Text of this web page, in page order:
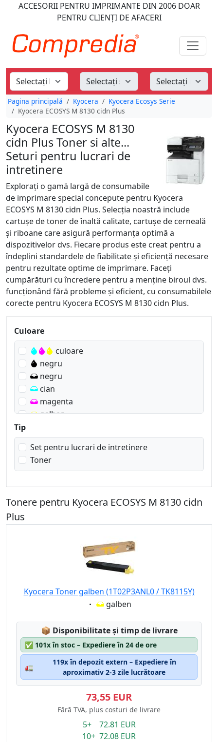
ACCESORII PENTRU IMPRIMANTE DIN 2006DOAR
PENTRU CLIENȚI DE AFACERI
Pagina principală Kyocera
Kyocera Ecosys Serie
Kyocera ECOSYS M 8130 cidn Plus
Kyocera ECOSYS M 8130
cidn Plus Toner si alte...
Seturi pentru lucrari de
intretinere
Explorați o gamă largă de consumabile
de imprimare special concepute pentru Kyocera
ECOSYS M 8130 cidn Plus. Selecția noastră include
cartușe de toner de înaltă calitate, cartușe de cerneală
și riboane care asigură performanța optimă a
dispozitivelor dvs. Fiecare produs este creat pentru a
îndeplini standardele de fiabilitate și eficiență necesare
pentru rezultate optime de imprimare. Faceți
cumpărături cu încredere pentru a menține biroul dvs.
funcționând fără probleme și eficient, cu consumabilele
corecte pentru Kyocera ECOSYS M 8130 cidn Plus.
Produktfilter
Culoare
culoare
negru
negru
cian
magenta
galben
Tip
Set pentru lucrari de intretinere
Toner
Tonere pentru Kyocera ECOSYS M 8130 cidn
Plus
Kyocera Toner galben (1T02P3ANL0 / TK8115Y)
Eigenschaft:
galben
📦 Lagerstatus:
Disponibilitate și timp de livrare
✅ 101x în stoc – Expediere în 24 de ore
🚛
119x în depozit extern – Expediere în
aproximativ 2-3 zile lucrătoare
73,55 EUR
Fără TVA, plus costuri de livrare
5+ 72.81 EUR
10+ 72.08 EUR